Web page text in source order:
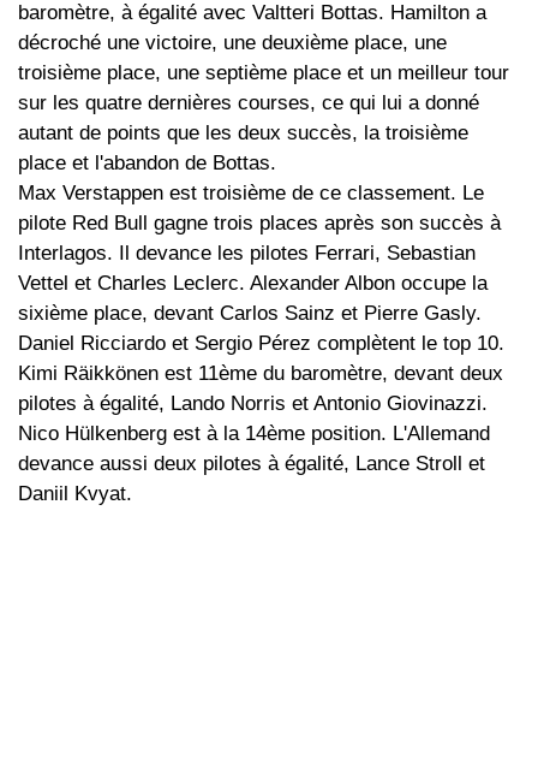
baromètre, à égalité avec Valtteri Bottas. Hamilton a
décroché une victoire, une deuxième place, une
troisième place, une septième place et un meilleur tour
sur les quatre dernières courses, ce qui lui a donné
autant de points que les deux succès, la troisième
place et l'abandon de Bottas.
Max Verstappen est troisième de ce classement. Le
pilote Red Bull gagne trois places après son succès à
Interlagos. Il devance les pilotes Ferrari, Sebastian
Vettel et Charles Leclerc. Alexander Albon occupe la
sixième place, devant Carlos Sainz et Pierre Gasly.
Daniel Ricciardo et Sergio Pérez complètent le top 10.
Kimi Räikkönen est 11ème du baromètre, devant deux
pilotes à égalité, Lando Norris et Antonio Giovinazzi.
Nico Hülkenberg est à la 14ème position. L'Allemand
devance aussi deux pilotes à égalité, Lance Stroll et
Daniil Kvyat.